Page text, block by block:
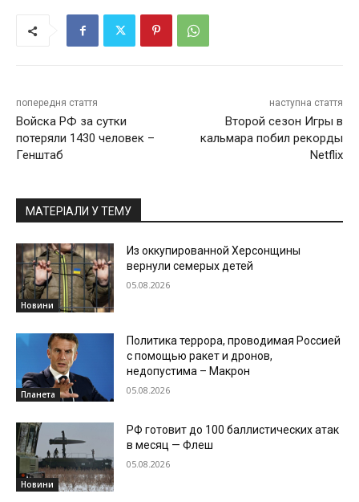
попередня стаття
Войска РФ за сутки
потеряли 1430 человек –
Генштаб
наступна стаття
Второй сезон Игры в
кальмара побил рекорды
Netflix
МАТЕРІАЛИ У ТЕМУ
Новини
Из оккупированной Херсонщины
вернули семерых детей
05.08.2026
Планета
Политика террора, проводимая Россией
с помощью ракет и дронов,
недопустима – Макрон
05.08.2026
Новини
РФ готовит до 100 баллистических атак
в месяц — Флеш
05.08.2026